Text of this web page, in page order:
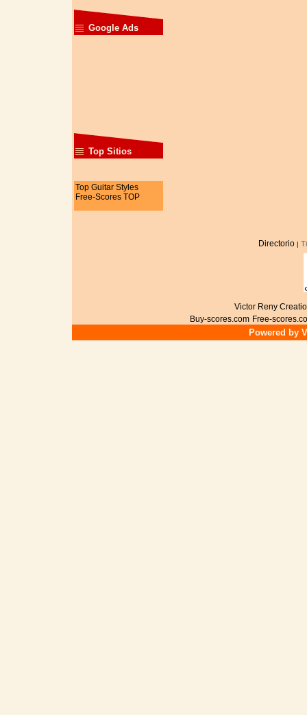
Google Ads
Top Sitios
Top Guitar Styles
Free-Scores TOP
Directorio |
Victor Reny
Buy-scores.com Free-
Powered by